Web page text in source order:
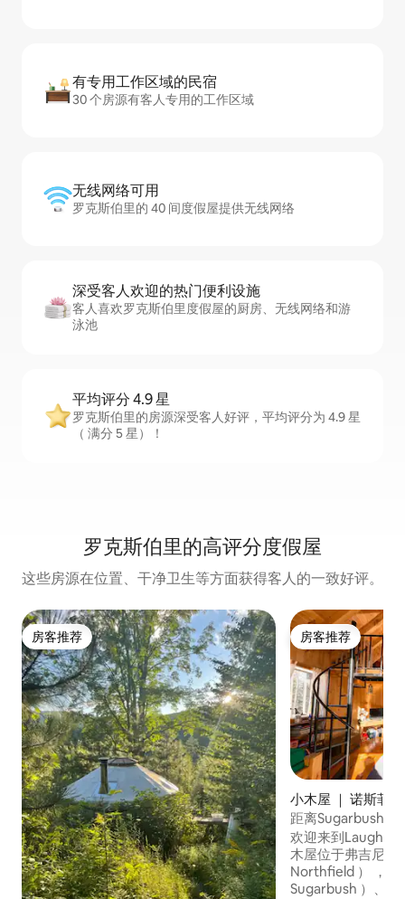
有专用工作区域的民宿
30 个房源有客人专用的工作区域
无线网络可用
罗克斯伯里的 40 间度假屋提供无线网络
深受客人欢迎的热门便利设施
客人喜欢罗克斯伯里度假屋的厨房、无线网络和游
泳池
平均评分 4.9 星
罗克斯伯里的房源深受客人好评，平均评分为 4.9 星
（ 满分 5 星）！
罗克斯伯里的高评分度假屋
这些房源在位置、干净卫生等方面获得客人的一致好评。
房客推荐
房客推荐 房客推荐
房客推荐
小木屋 ｜ 诺斯菲
距离Sugarbush仅
屋
欢迎来到
木屋位于弗吉尼亚
Northfield ） ，距
Sugarbush ）、